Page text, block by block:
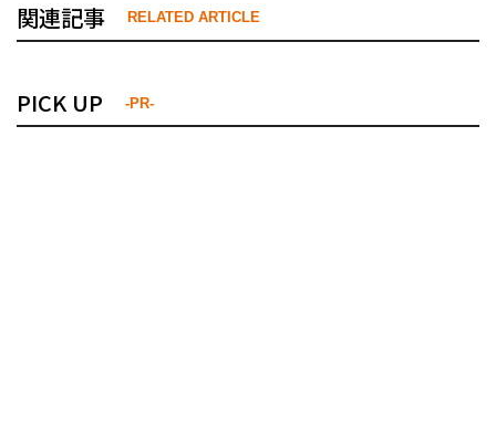
関連記事 RELATED ARTICLE
PICK UP -PR-